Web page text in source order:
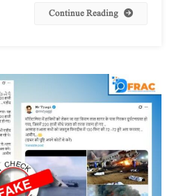
Continue Reading